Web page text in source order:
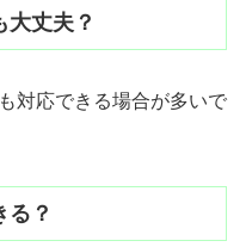
大丈夫？
対応できる場合が多いで
る？